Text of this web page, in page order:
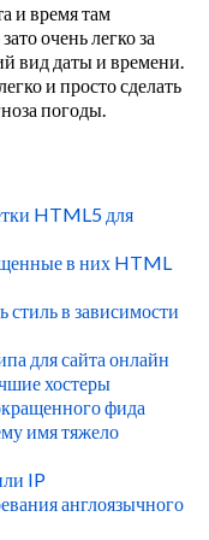
и время там
очень легко за
вид даты и времени.
и просто сделать
погоды.
HTML5 для
в них HTML
стиль в зависимости
для сайта онлайн
хостеры
фида
имя тяжело
IP
англоязычного